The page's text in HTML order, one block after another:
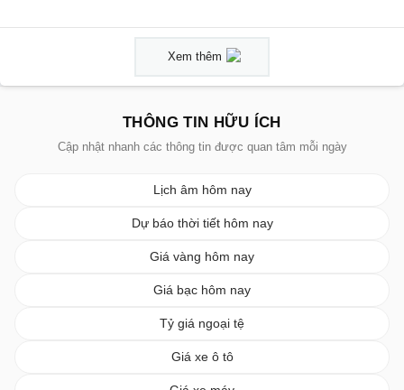
Xem thêm
THÔNG TIN HỮU ÍCH
Cập nhật nhanh các thông tin được quan tâm mỗi ngày
Lịch âm hôm nay
Dự báo thời tiết hôm nay
Giá vàng hôm nay
Giá bạc hôm nay
Tỷ giá ngoại tệ
Giá xe ô tô